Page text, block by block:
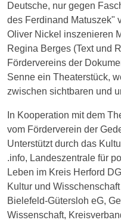
Deutsche, nur gegen
des Ferdinand Matuszek"
Oliver Nickel inszenieren
Regina Berges (Text und
Fördervereins der
Senne ein Theaterstück,
zwischen sichtbaren und
In Kooperation mit dem
vom Förderverein der
Unterstützt durch das
.info, Landeszentrale für
Leben im Kreis Herford
Kultur und
Bielefeld-Gütersloh eG,
Wissenschaft,